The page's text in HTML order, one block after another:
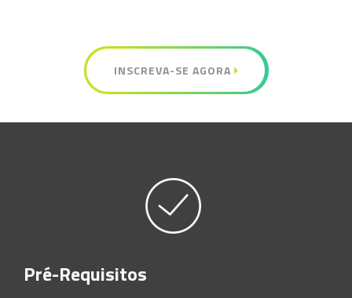
INSCREVA-SE AGORA
Pré-Requisitos